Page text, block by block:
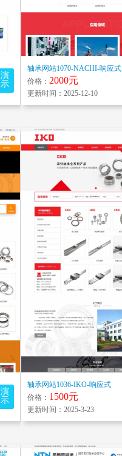
演
示
轴承网站1070-NACHI-响应式
价格： 2000元
更新时间：2025-12-10
演
示
轴承网站1036-IKO-响应式
价格： 1500元
更新时间：2025-3-23